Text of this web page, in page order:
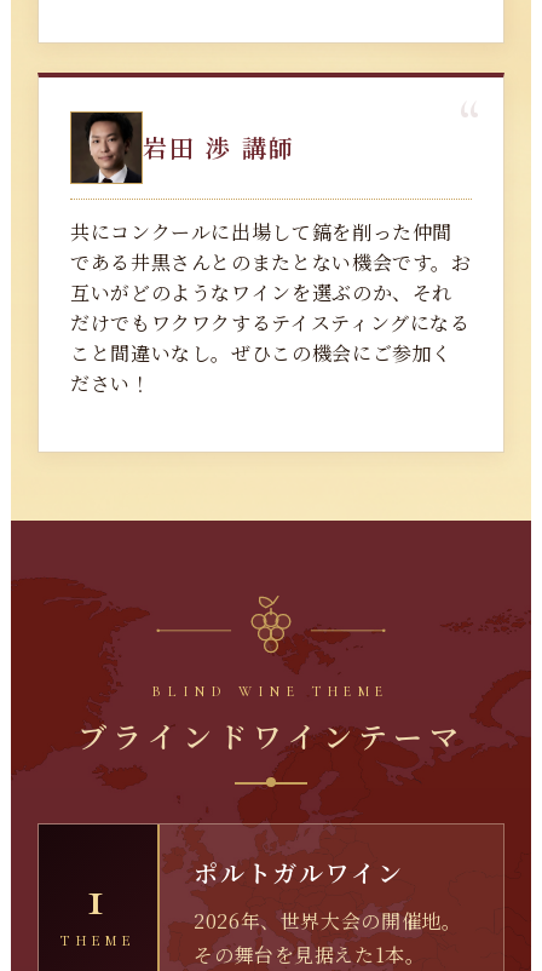
岩田 渉 講師
共にコンクールに出場して鎬を削った仲間
である井黒さんとのまたとない機会です。お
互いがどのようなワインを選ぶのか、それ
だけでもワクワクするテイスティングになる
こと間違いなし。ぜひこの機会にご参加く
ださい！
BLIND WINE THEME
ブラインドワインテーマ
1
THEME
ポルトガルワイン
2026年、世界大会の開催地。
その舞台を見据えた1本。